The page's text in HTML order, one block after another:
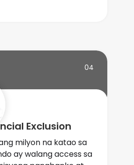
04
Exclusion
milyon na katao sa
ay walang access sa